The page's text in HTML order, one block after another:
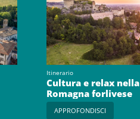
Itinerario
Cultura e relax nella
Romagna forlivese
APPROFONDISCI